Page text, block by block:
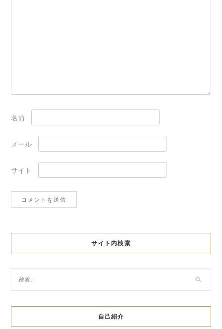
名前
メール
サイト
サイト内検索
自己紹介